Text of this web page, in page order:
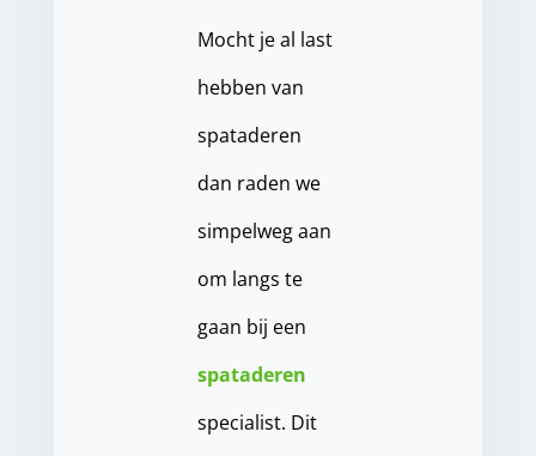
Mocht je al last
hebben van
spataderen
dan raden we
simpelweg aan
om langs te
gaan bij een
spataderen
specialist. Dit